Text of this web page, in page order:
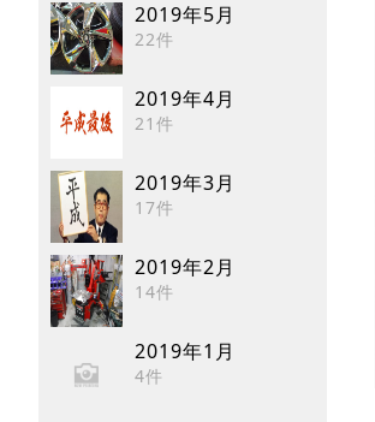
2019年5月
22件
2019年4月
21件
2019年3月
17件
2019年2月
14件
2019年1月
4件